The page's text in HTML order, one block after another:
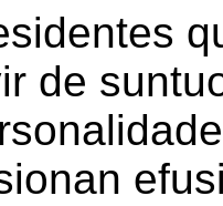
de